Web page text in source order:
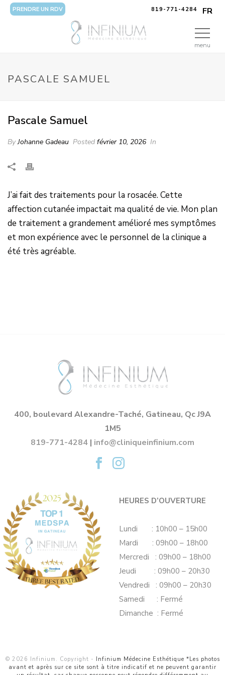
FR
819-771-4284
PRENDRE UN RDV
PASCALE SAMUEL
Pascale Samuel
ByJohanne Gadeau Posted février 10, 2026 In
J’ai fait des traitements pour la rosacée. Cette
affection cutanée impactait ma qualité de vie. Mon plan
de traitement a grandement amélioré mes symptômes
et mon expérience avec le personnel de la clinique a
été très agréable.
400, boulevard Alexandre-Taché, Gatineau, Qc J9A
1M5
819-771-4284 | info@cliniqueinfinium.com
HEURES D’OUVERTURE
Lundi : 10h00 – 15h00
Mardi : 09h00 – 18h00
Mercredi : 09h00 – 18h00
Jeudi : 09h00 – 20h30
Vendredi : 09h00 – 20h30
Samedi : Fermé
Dimanche : Fermé
© 2026 Infinium. Copyright - Infinium Médecine Esthétique *Les photos
avant et après sur ce site sont à titre indicatif et ne peuvent garantir
menu